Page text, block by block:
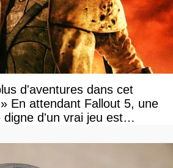
d'aventures dans cet
En attendant Fallout 5, une
d'un vrai jeu est